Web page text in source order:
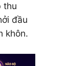
thu
đầu
khôn.